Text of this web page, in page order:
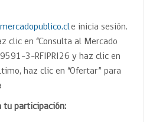
e inicia sesión.
clic en “Consulta al Mercado
3-RFIPRI26 y haz clic en
haz clic en “Ofertar” para
tu participación: